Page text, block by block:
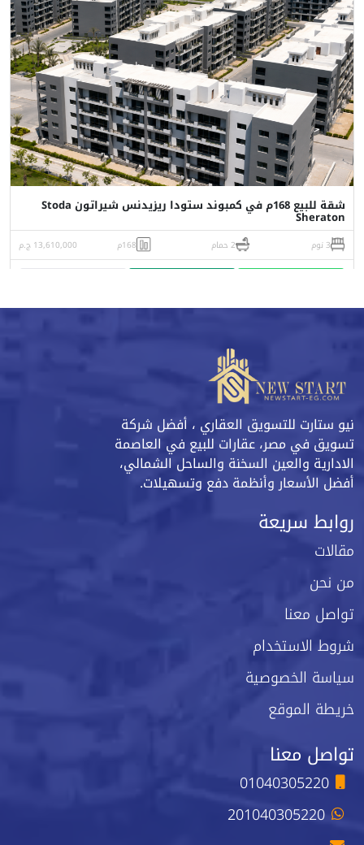
شقة للبيع 168م في كمبوند ستودا ريزيدنس شيراتون Stoda
Sheraton
3 نوم 2 حمام 168م 13,610,000 ج.م
نيو ستارت للتسويق العقاري ، أفضل شركة
تسويق في مصر، عقارات للبيع في العاصمة
الادارية والعين السخنة والساحل الشمالي،
أفضل الأسعار وأنظمة دفع وتسهيلات.
روابط سريعة
مقالات
من نحن
تواصل معنا
شروط الاستخدام
سياسة الخصوصية
خريطة الموقع
تواصل معنا
01040305220
201040305220